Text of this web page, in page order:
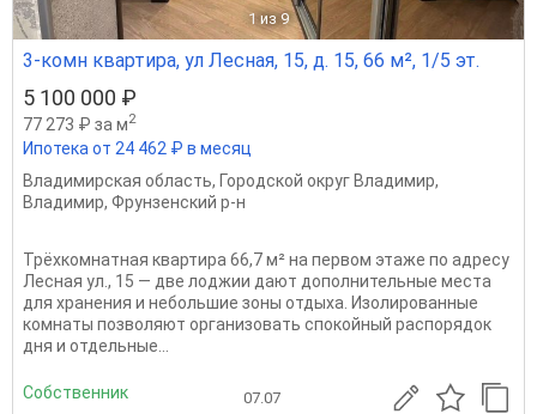
1 из 9
3-комн квартира, ул Лесная, 15, д. 15, 66 м², 1/5 эт.
5 100 000 ₽
77 273 ₽ за м2
Ипотека от 24 462 ₽ в месяц
Владимирская область, Городской округ Владимир,
Владимир, Фрунзенский р-н
Трёхкомнатная квартира 66,7 м² на первом этаже по адресу
Лесная ул., 15 — две лоджии дают дополнительные места
для хранения и небольшие зоны отдыха. Изолированные
комнаты позволяют организовать спокойный распорядок
дня и отдельные...
Собственник 07.07